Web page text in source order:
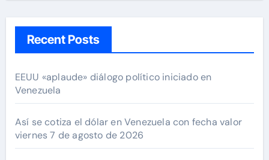
Recent Posts
EEUU «aplaude» diálogo político iniciado en
Venezuela
Así se cotiza el dólar en Venezuela con fecha valor
viernes 7 de agosto de 2026